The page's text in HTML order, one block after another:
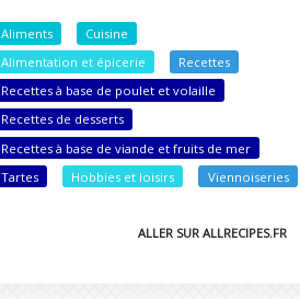
Aliments
Cuisine
Alimentation et épicerie
Recettes
Recettes à base de poulet et volaille
Recettes de desserts
Recettes à base de viande et fruits de mer
Tartes
Hobbies et loisirs Viennoiseries
ALLER SUR ALLRECIPES.FR